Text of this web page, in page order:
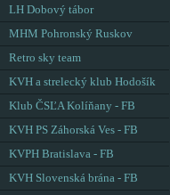
LH Dobový tábor
MHM Pohronský Ruskov
Retro sky team
KVH a strelecký klub Hodošík
Klub ČSĽA Kolíňany - FB
KVH PS Záhorská Ves - FB
KVPH Bratislava - FB
KVH Slovenská brána - FB